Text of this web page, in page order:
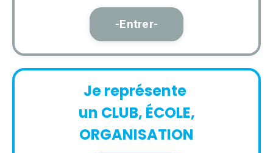
-Entrer-
Je représente
un CLUB, ÉCOLE,
ORGANISATION